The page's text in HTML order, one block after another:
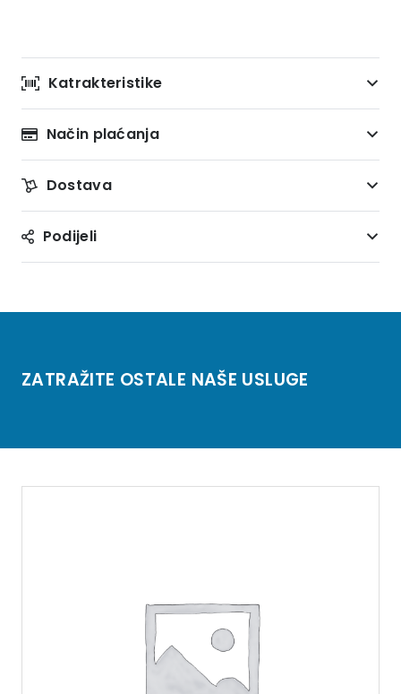
Katrakteristike
Način plaćanja
Dostava
Podijeli
ZATRAŽITE OSTALE NAŠE USLUGE